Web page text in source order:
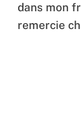
dans mon
remercie